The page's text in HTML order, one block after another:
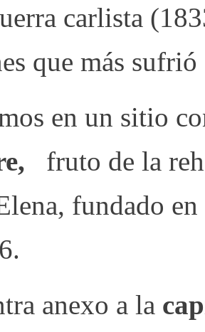
carlista
que más
en un sitio
fruto de la
fundado
anexo a la